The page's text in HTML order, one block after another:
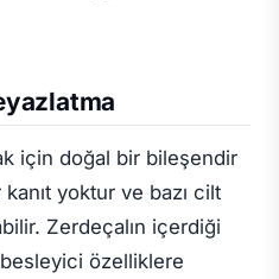
için doğal bir bileşendir
yoktur ve bazı cilt
Zerdeçalın içerdiği
özelliklere